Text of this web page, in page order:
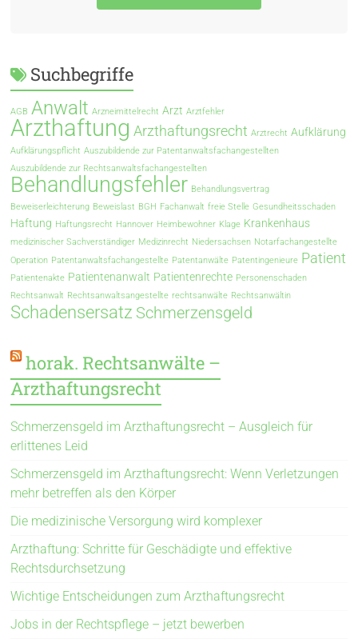
Suchbegriffe
AGB Anwalt Arzneimittelrecht Arzt Arztfehler
Arzthaftung Arzthaftungsrecht Arztrecht Aufklärung
Aufklärungspflicht Auszubildende zur Patentanwaltsfachangestellten
Auszubildende zur Rechtsanwaltsfachangestellten
Behandlungsfehler Behandlungsvertrag
Beweiserleichterung Beweislast BGH Fachanwalt freie Stelle Gesundheitsschaden
Haftung Haftungsrecht Hannover Heimbewohner Klage Krankenhaus
medizinischer Sachverständiger Medizinrecht Niedersachsen Notarfachangestellte
Operation Patentanwaltsfachangestellte Patentanwälte Patentingenieure Patient
Patientenakte Patientenanwalt Patientenrechte Personenschaden
Rechtsanwalt Rechtsanwaltsangestellte rechtsanwälte Rechtsanwältin
Schadensersatz Schmerzensgeld
horak. Rechtsanwälte –
Arzthaftungsrecht
Schmerzensgeld im Arzthaftungsrecht – Ausgleich für
erlittenes Leid
Schmerzensgeld im Arzthaftungsrecht: Wenn Verletzungen
mehr betreffen als den Körper
Die medizinische Versorgung wird komplexer
Arzthaftung: Schritte für Geschädigte und effektive
Rechtsdurchsetzung
Wichtige Entscheidungen zum Arzthaftungsrecht
Jobs in der Rechtspflege – jetzt bewerben